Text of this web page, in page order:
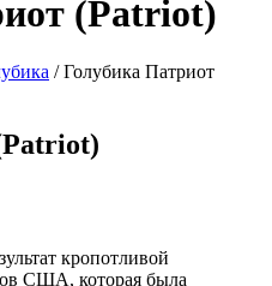
(Patriot)
/ Голубика Патриот
кропотливой
США, которая была